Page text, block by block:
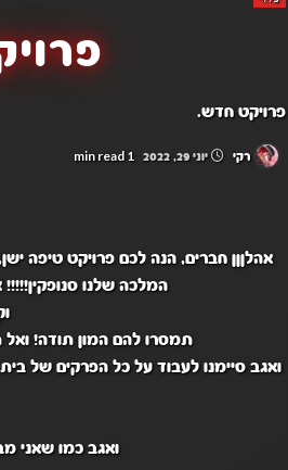
פרויקט חדש.
רקי יוני 29, 2022 1 min read
אהלןןן חברים, הנה לכם פרויקט טיפה
המלכה שלנו סנופקין!!!!!
תמסרו להם המון תודה! ואל
ואגב סיימנו לעבוד על כל הפרקים של
ואגב כמו שאני